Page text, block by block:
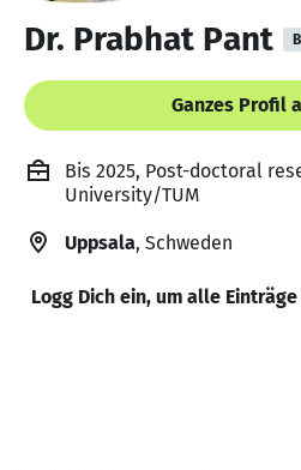
Dr. Prabhat Pant
Ganzes Profil
Bis 2025, Post-doctoral
University/TUM
Uppsala, Schweden
Logg Dich ein, um alle